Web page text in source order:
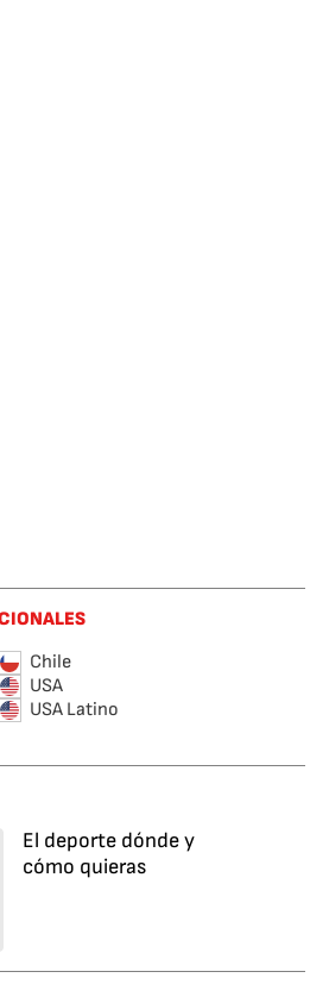
Chile
USA
USA Latino
El deporte dónde y
cómo quieras